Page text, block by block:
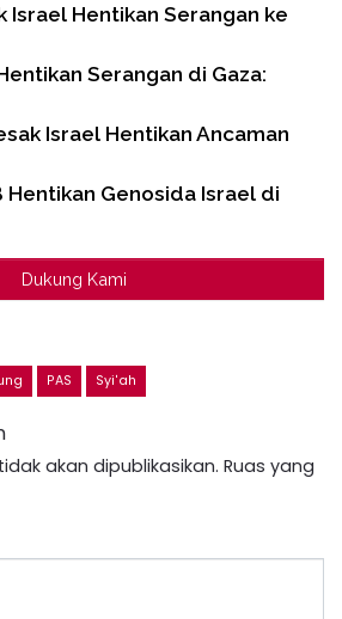
Israel Hentikan Serangan ke
Serangan di Gaza:
Israel Hentikan Ancaman
Hentikan Genosida Israel di
Dukung Kami
PAS Syi'ah
akan dipublikasikan. Ruas yang